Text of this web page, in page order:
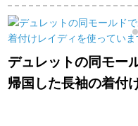
韩国ファンシーに厚
めのレインナッコを
のせています。
ル毛
旧C
デュレットの同モー
帰国した長袖の着付